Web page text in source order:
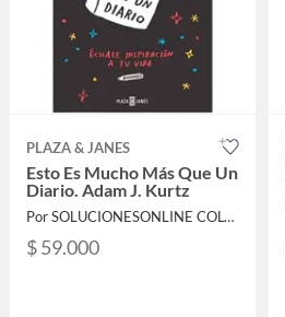
PLAZA & JANES
Esto Es Mucho Más Que Un
Diario. Adam J. Kurtz
Por SOLUCIONESONLINE COLOMBIA SAS
$ 59.000